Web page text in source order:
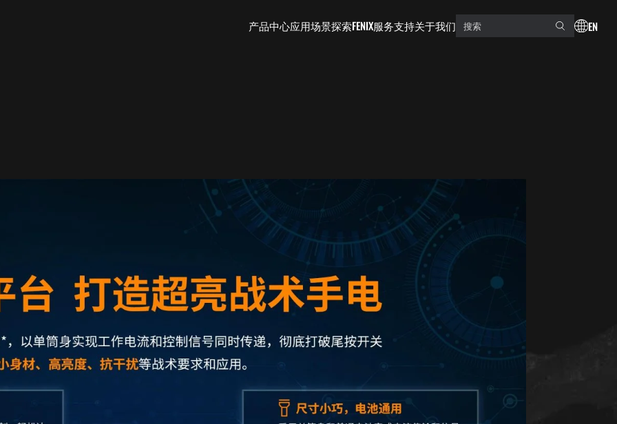
产品中心应用场景探索FENIX服务支持关于我们 EN